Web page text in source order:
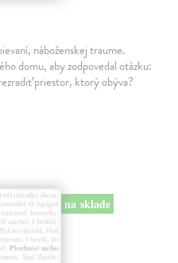
náboženskej traume.
domu, aby zodpovedal otázku:
priestor, ktorý obýva?
na sklade